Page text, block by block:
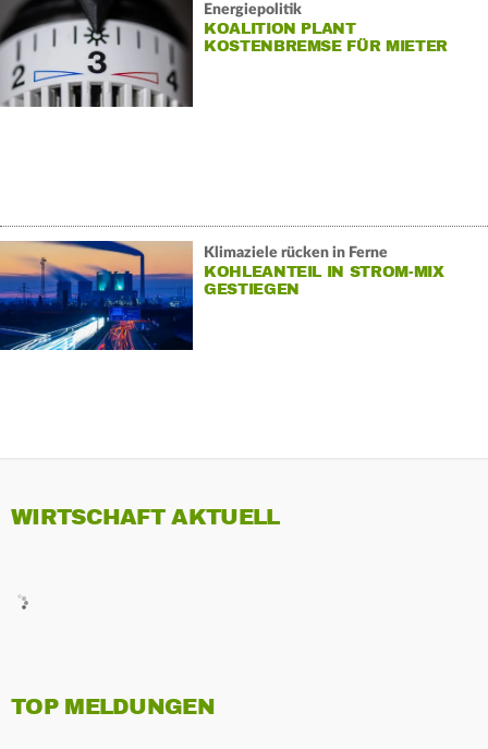
Energiepolitik
KOALITION PLANT
KOSTENBREMSE FÜR MIETER
Klimaziele rücken in Ferne
KOHLEANTEIL IN STROM-MIX
GESTIEGEN
WIRTSCHAFT AKTUELL
TOP MELDUNGEN